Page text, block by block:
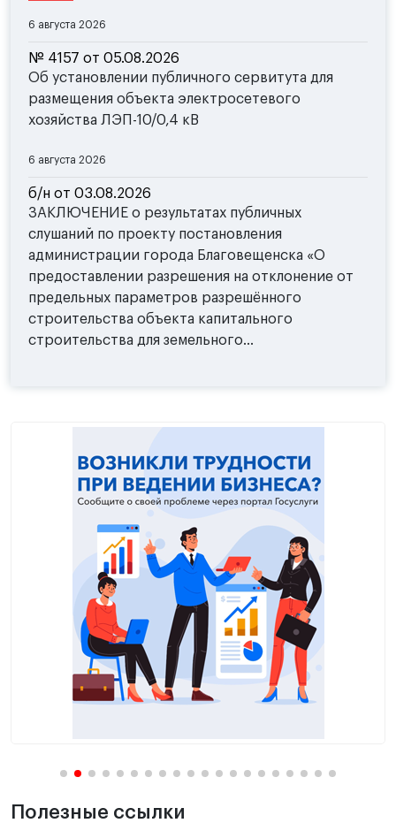
6 августа 2026
№ 4157 от 05.08.2026
Об установлении публичного сервитута для
размещения объекта электросетевого
хозяйства ЛЭП-10/0,4 кВ
6 августа 2026
б/н от 03.08.2026
ЗАКЛЮЧЕНИЕ о результатах публичных
слушаний по проекту постановления
администрации города Благовещенска «О
предоставлении разрешения на отклонение от
предельных параметров разрешённого
строительства объекта капитального
строительства для земельного...
Полезные ссылки